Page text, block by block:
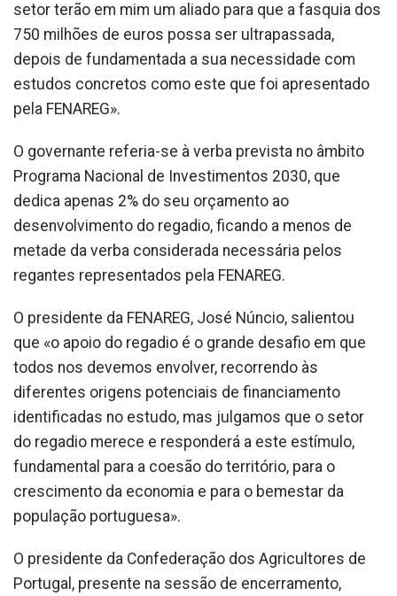
setor terão em mim um aliado para que a fasquia dos
750 milhões de euros possa ser ultrapassada,
depois de fundamentada a sua necessidade com
estudos concretos como este que foi apresentado
pela FENAREG».
O governante referia-se à verba prevista no âmbito
Programa Nacional de Investimentos 2030, que
dedica apenas 2% do seu orçamento ao
desenvolvimento do regadio, ficando a menos de
metade da verba considerada necessária pelos
regantes representados pela FENAREG.
O presidente da FENAREG, José Núncio, salientou
que «o apoio do regadio é o grande desafio em que
todos nos devemos envolver, recorrendo às
diferentes origens potenciais de financiamento
identificadas no estudo, mas julgamos que o setor
do regadio merece e responderá a este estímulo,
fundamental para a coesão do território, para o
crescimento da economia e para o bemestar da
população portuguesa».
O presidente da Confederação dos Agricultores de
Portugal, presente na sessão de encerramento,